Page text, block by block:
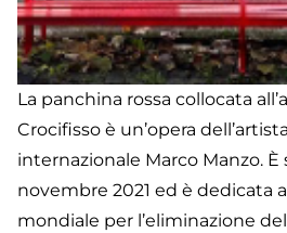
La panchina rossa collocata
Crocifisso è un’opera
internazionale Marco Manzo.
novembre 2021 ed è dedicata
mondiale per l’eliminazione